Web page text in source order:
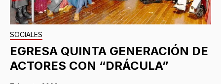
SOCIALES
EGRESA QUINTA GENERACIÓN DE
ACTORES CON “DRÁCULA”